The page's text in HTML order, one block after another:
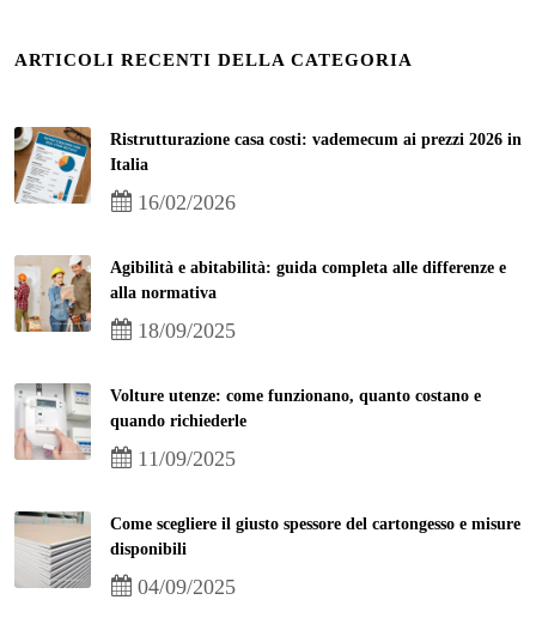
ARTICOLI RECENTI DELLA CATEGORIA
Ristrutturazione casa costi: vademecum ai prezzi 2026 in
Italia
16/02/2026
Agibilità e abitabilità: guida completa alle differenze e
alla normativa
18/09/2025
Volture utenze: come funzionano, quanto costano e
quando richiederle
11/09/2025
Come scegliere il giusto spessore del cartongesso e misure
disponibili
04/09/2025